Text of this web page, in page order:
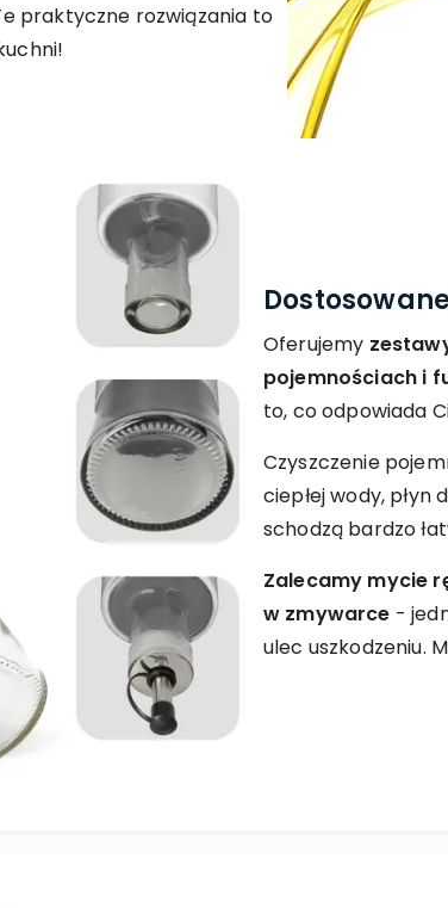
praktyczne rozwiązania to
Oferujemy
pojemnościach i
to, co odpowiada
Czyszczenie
ciepłej wody, płyn
schodzą bardzo
Zalecamy mycie
w zmywarce -
ulec uszkodzeniu.